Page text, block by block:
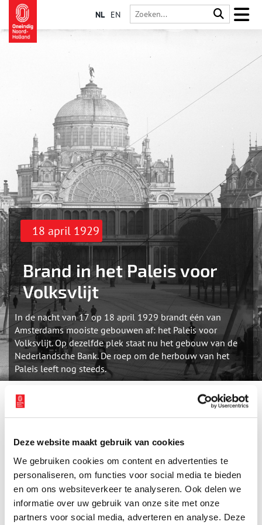
Deze website maakt gebruik van cookies
We gebruiken cookies om content en advertenties te
personaliseren, om functies voor social media te bieden
en om ons websiteverkeer te analyseren. Ook delen we
informatie over uw gebruik van onze site met onze
partners voor social media, adverteren en analyse. Deze
NL EN
18 april 1929
Brand in het Paleis voor
Volksvlijt
In de nacht van 17 op 18 april 1929 brandt één van
Amsterdams mooiste gebouwen af: het Paleis voor
Volksvlijt. Op dezelfde plek staat nu het gebouw van de
Nederlandsche Bank. De roep om de herbouw van het
Paleis leeft nog steeds.
Het Paleis voor Volksvlijt stond aan het Frederiksplein, waar nu
Londen. Het ontwerp van het tentoonstellingsgebouw was
stadsweldoener Samuel Sarphati (1813-1866). In het paleis
vonden wekelijks allerlei concerten en bijeenkomsten plaats.
Daarnaast was er een galerij met luxe winkels. Het Paleis voor
Volksvlijt werd in de nacht van 17 op 18 april 1929 door brand
verwoest. De galerij bleef deels gespaard, maar het hoofdgebouw